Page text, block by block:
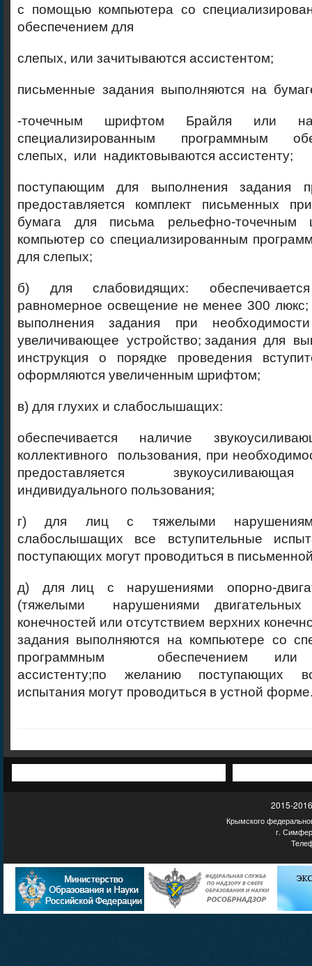
с помощью компьютера со
обеспечением для
слепых, или зачитываются ассистентом;
письменные задания выполняются на
-точечным шрифтом Брайля или на
специализированным программным
слепых, или надиктовываются ассистенту;
поступающим для выполнения задания
предоставляется комплект письменных
бумага для письма рельефно-
компьютер со специализированным
для слепых;
б) для слабовидящих:
равномерное освещение не менее 300
выполнения задания при необходимости
увеличивающее устройство; задания для
инструкция о порядке проведения
оформляются увеличенным шрифтом;
в) для глухих и слабослышащих:
обеспечивается наличие
коллективного пользования, при
предоставляется
индивидуального пользования;
г) для лиц с тяжелыми
слабослышащих все вступительные
поступающих могут проводиться в
д) для лиц с нарушениями опорно-
(тяжелыми нарушениями двигательных
конечностей или отсутствием верхних
задания выполняются на компьютере со
программным обеспечением или
ассистенту;по желанию поступающих
испытания могут проводиться в устной
2015-
Крымского
г.